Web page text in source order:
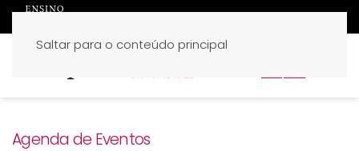
Saltar para o conteúdo principal
Agenda de Eventos